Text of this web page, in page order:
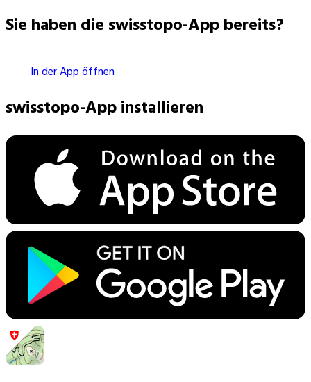
Sie haben die swisstopo-App bereits?
In der App öffnen
swisstopo-App installieren